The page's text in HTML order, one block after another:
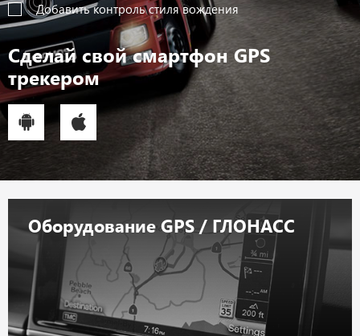
Добавить контроль стиля вождения
Cделай свой смартфонGPS
трекером
Оборудование GPS / ГЛОНАСС